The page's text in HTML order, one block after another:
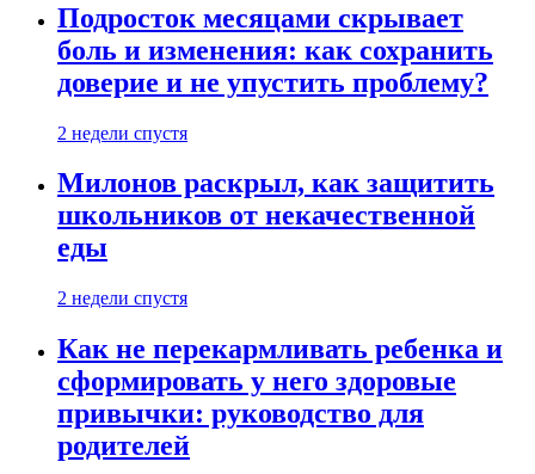
Подросток месяцами скрывает
боль и изменения: как сохранить
доверие и не упустить проблему?
2 недели спустя
Милонов раскрыл, как защитить
школьников от некачественной
еды
2 недели спустя
Как не перекармливать ребенка и
сформировать у него здоровые
привычки: руководство для
родителей